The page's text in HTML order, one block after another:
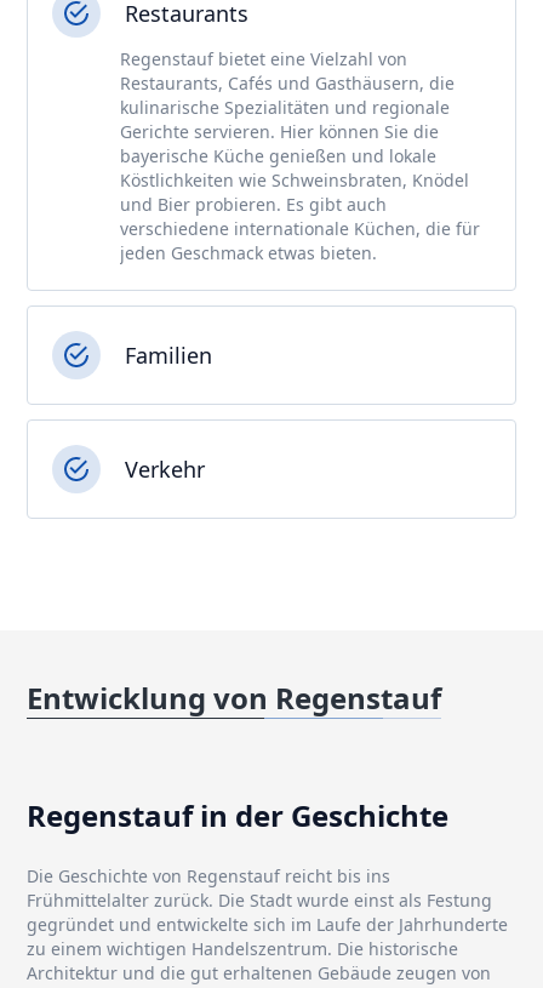
Restaurants
Regenstauf bietet eine Vielzahl von
Restaurants, Cafés und Gasthäusern, die
kulinarische Spezialitäten und regionale
Gerichte servieren. Hier können Sie die
bayerische Küche genießen und lokale
Köstlichkeiten wie Schweinsbraten, Knödel
und Bier probieren. Es gibt auch
verschiedene internationale Küchen, die für
jeden Geschmack etwas bieten.
Familien
Verkehr
Entwicklung von Regenstauf
Regenstauf in der Geschichte
Die Geschichte von Regenstauf reicht bis ins
Frühmittelalter zurück. Die Stadt wurde einst als Festung
gegründet und entwickelte sich im Laufe der Jahrhunderte
zu einem wichtigen Handelszentrum. Die historische
Architektur und die gut erhaltenen Gebäude zeugen von